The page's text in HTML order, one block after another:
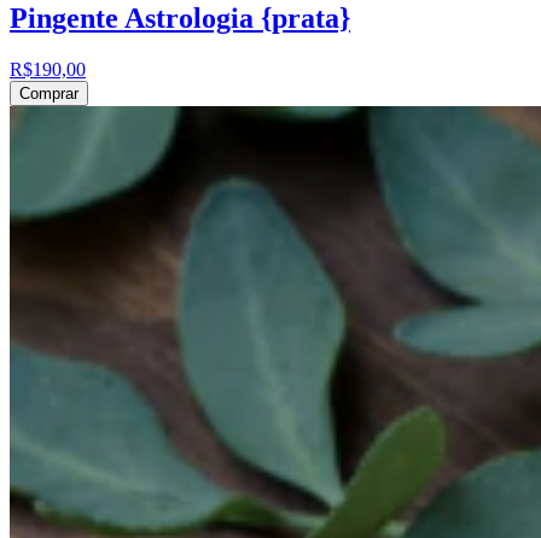
Pingente Astrologia {prata}
R$190,00
Comprar